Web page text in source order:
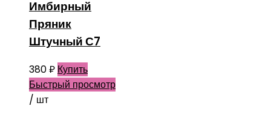
Имбирный
Пряник
Штучный С7
380₽ Купить
Быстрый просмотр
/ шт